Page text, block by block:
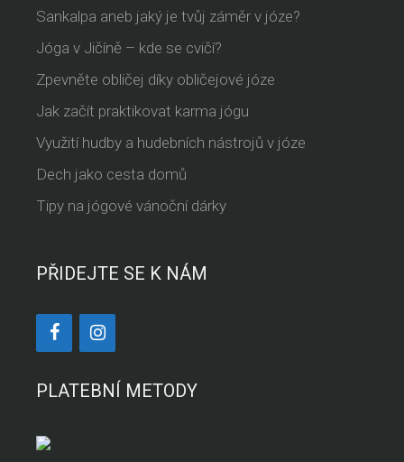
Sankalpa aneb jaký je tvůj záměr v józe?
Jóga v Jičíně – kde se cvičí?
Zpevněte obličej díky obličejové józe
Jak začít praktikovat karma jógu
Využití hudby a hudebních nástrojů v józe
Dech jako cesta domů
Tipy na jógové vánoční dárky
PŘIDEJTE SE K NÁM
PLATEBNÍ METODY